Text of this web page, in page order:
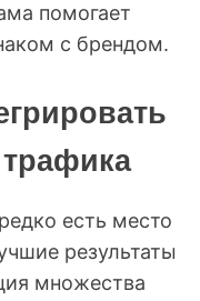
помогает
с брендом.
есть место
результаты
множества